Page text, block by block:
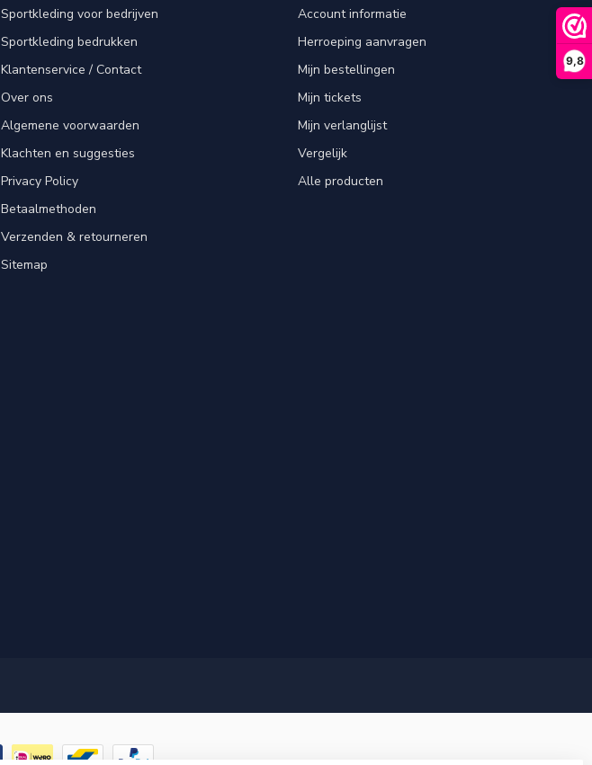
9,8
Sportkleding voor bedrijven
Sportkleding bedrukken
Klantenservice / Contact
Over ons
Algemene voorwaarden
Klachten en suggesties
Privacy Policy
Betaalmethoden
Verzenden & retourneren
Sitemap
Account informatie
Herroeping aanvragen
Mijn bestellingen
Mijn tickets
Mijn verlanglijst
Vergelijk
Alle producten